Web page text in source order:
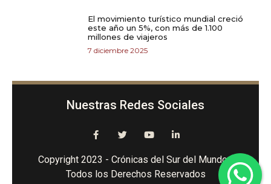
El movimiento turístico mundial creció
este año un 5%, con más de 1.100
millones de viajeros
7 diciembre 2025
Nuestras Redes Sociales
Copyright 2023 - Crónicas del Sur del Mundo -
Todos los Derechos Reservados